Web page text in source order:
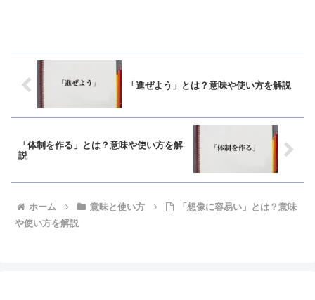
「進ぜよう」とは？意味や使い方を解説
「体制を作る」とは？意味や使い方を解
説
ホーム 意味と使い方
「想像に容易い」とは？意味
や使い方を解説